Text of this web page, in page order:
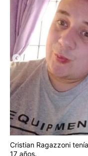
Cristian Ragazzoni
17 años.